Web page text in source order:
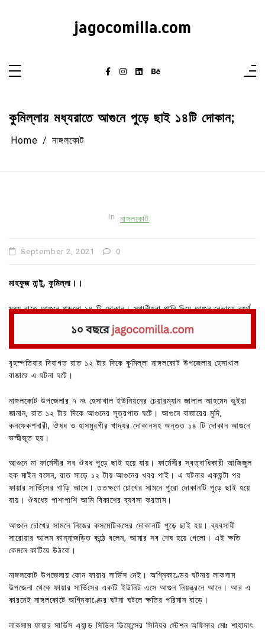
jagocomilla.com
কুমিল্লায় মধ্যরাতে আগুনে পুড়ে ছাই ১৪টি দোকান;
Home নাঙ্গলকোট
In নাঙ্গলকোট
September 2, 2021 0
মাহফুজ নান্টু, কুমিল্লা।।
মধ্য রাতে আগুনে পুড়লো ১৪ টি দোকান। স্থানীয়রা পানি দিয়ে আগুন নেভাতে ব্যর্থ
বৃহস্পতিবার দিবাগত রাত ১২ টার দিকে কুমিল্লা নাঙ্গলকোট উপজেলার হেসাখাল
বাজারে এ ঘটনা ঘটে।
নাঙ্গলকোট উপজেলার ৭ নং হেসাখাল ইউনিয়নের চেয়ারম্যান জালাল আহমেদ ভুইয়া
জানান, রাত ১২ টার দিকে আগুনের সূত্রপাত ঘটে। আগুনে বাজারের মুদি,
কনফেকশনারী, ঔষধ ও হাসমুরগীর খাদ্যর দোকানসহ অন্তত ১৪ টি দোকান আগুনে
ভস্মীভূত হয়।
আগুনে মা ফার্মেসীর সব ঔষধ পুড়ে ছাই হয়ে যায়। ফার্মেসীর স্বত্বাধিকারী আজিজুল
হক মাইন বলেন, রাত সাড়ে ১২ টায় আগুনের খবর পাই। এ ঘটনার একঘন্টা পর
ফায়ার সার্ভিসের গাড়ি আসে। ততক্ষণে চোখের সামনে পুরো দোকানটি পুড়ে ছাই হয়ে
যায়। ঔষধের পাশাপাশি আমি বিকাশের ব্যবসা করতাম।
আগুনে চোখের সামনে নিজের কসমেটিকসের দোকানটি পুড়ে ছাই হয়। ব্যবসায়ী
সারোয়ার আলম কান্নাজড়িত কন্ঠে বলেন, আমার সব শেষ হয়ে গেলো। এই ক্ষতি
কেমনে কাটিয়ে উঠবো।
নাঙ্গলকোট উপজেলায় কোন ফায়ার সার্ভিস নেই। অগ্নিকাণ্ডের ঘটনায় লাকসাম
উপজেলা থেকে ফায়ার সার্ভিসের একটি ইউনিট এসে আগুন নিয়ন্ত্রনে আনে। আর এ
কারনেই নাঙ্গলকোটে অগ্নিকাণ্ডের ঘটনা ঘটলে ক্ষতির পরিমান বাড়ে।
লাকসাম ফায়ার সার্ভিস এ্যান্ড সিভিল ডিফেন্সের সিনিয়র স্টেশন অফিসার মোঃ শাহাদাৎ